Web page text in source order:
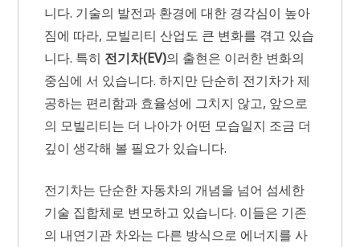
니다. 기술의 발전과 환경에 대한 경각심이 높아
짐에 따라, 모빌리티 산업도 큰 변화를 겪고 있습
니다. 특히 전기차(EV)의 출현은 이러한 변화의
중심에 서 있습니다. 하지만 단순히 전기차가 제
공하는 편리함과 효율성에 그치지 않고, 앞으로
의 모빌리티는 더 나아가 어떤 모습일지 조금 더
깊이 생각해 볼 필요가 있습니다.
전기차는 단순한 자동차의 개념을 넘어 섬세한
기술 집합체로 변모하고 있습니다. 이들은 기존
의 내연기관 차와는 다른 방식으로 에너지를 사